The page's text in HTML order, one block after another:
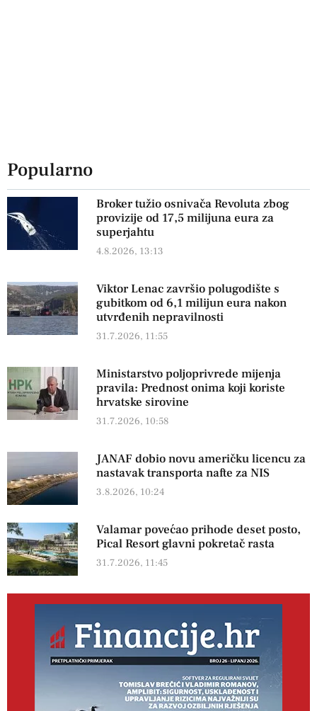
Popularno
Broker tužio osnivača Revoluta zbog
provizije od 17,5 milijuna eura za
superjahtu
4.8.2026, 13:13
Viktor Lenac završio polugodište s
gubitkom od 6,1 milijun eura nakon
utvrđenih nepravilnosti
31.7.2026, 11:55
Ministarstvo poljoprivrede mijenja
pravila: Prednost onima koji koriste
hrvatske sirovine
31.7.2026, 10:58
JANAF dobio novu američku licencu za
nastavak transporta nafte za NIS
3.8.2026, 10:24
Valamar povećao prihode deset posto,
Pical Resort glavni pokretač rasta
31.7.2026, 11:45